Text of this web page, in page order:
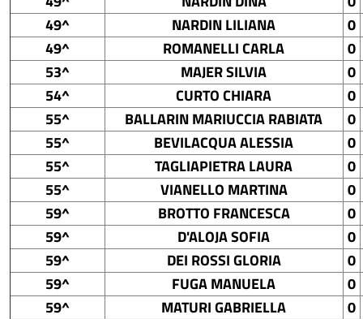
49^
NARDIN LILIANA
0
49^
ROMANELLI CARLA
0
53^
MAJER SILVIA
0
54^
CURTO CHIARA
0
55^
BALLARIN MARIUCCIA RABIATA
0
55^
BEVILACQUA ALESSIA
0
55^
TAGLIAPIETRA LAURA
0
55^
VIANELLO MARTINA
0
59^
BROTTO FRANCESCA
0
59^
D'ALOJA SOFIA
0
59^
DEI ROSSI GLORIA
0
59^
FUGA MANUELA
0
59^
MATURI GABRIELLA
0